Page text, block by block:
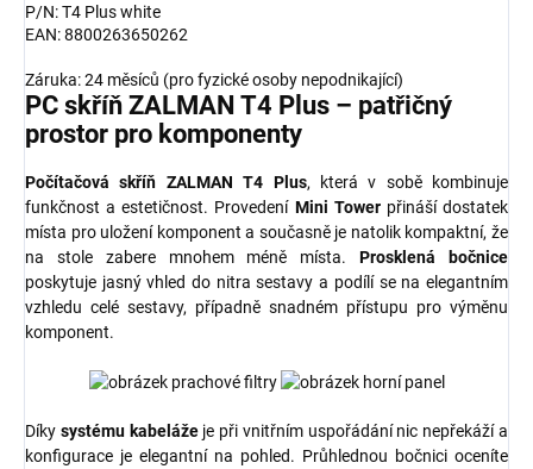
P/N: T4 Plus white
EAN: 8800263650262
Záruka: 24 měsíců (pro fyzické osoby nepodnikající)
PC skříň ZALMAN T4 Plus – patřičný
prostor pro komponenty
Počítačová skříň ZALMAN T4 Plus, která v sobě kombinuje
funkčnost a estetičnost. Provedení Mini Tower přináší dostatek
místa pro uložení komponent a současně je natolik kompaktní, že
na stole zabere mnohem méně místa. Prosklená bočnice
poskytuje jasný vhled do nitra sestavy a podílí se na elegantním
vzhledu celé sestavy, případně snadném přístupu pro výměnu
komponent.
Díky systému kabelážeje při vnitřním uspořádání nic nepřekáží a
konfigurace je elegantní na pohled. Průhlednou bočnici oceníte